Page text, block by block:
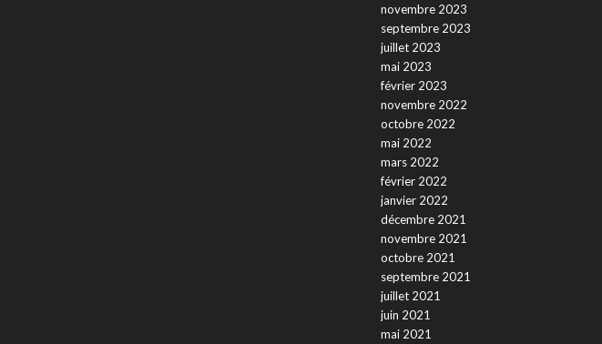
novembre 2023
septembre 2023
juillet 2023
mai 2023
février 2023
novembre 2022
octobre 2022
mai 2022
mars 2022
février 2022
janvier 2022
décembre 2021
novembre 2021
octobre 2021
septembre 2021
juillet 2021
juin 2021
mai 2021